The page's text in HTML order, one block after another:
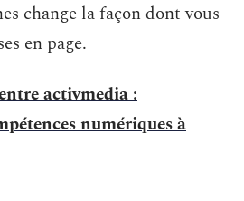
change la façon dont vous
en page.
activmedia :
numériques à